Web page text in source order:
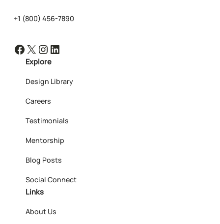
+1 (800) 456-7890
Facebook X Instagram LinkedIn
Explore
Design Library
Careers
Testimonials
Mentorship
Blog Posts
Social Connect
Links
About Us